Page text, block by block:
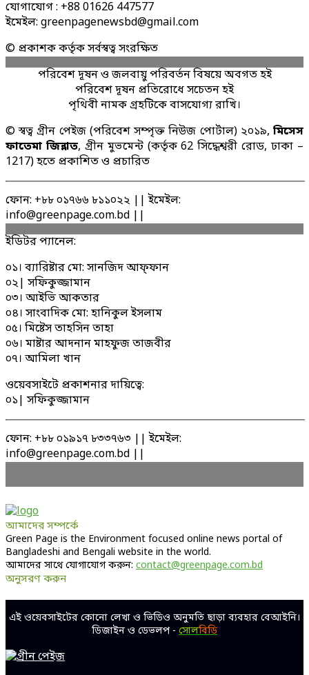
যোগাযোগ : +88 01626 447577
ইমেইল: greenpagenewsbd@gmail.com
© প্রকাশক কর্তৃক সর্বস্বত্ব সংরক্ষিত
পরিবেশ দূষন ও জলবায়ু পরিবর্তন বিষয়ে অবগত হই
পরিবেশ দূষন প্রতিরোধে সচেতন হই
পৃথিবী নামক গ্রহটিকে বাসযোগ্য রাখি।
© স্বত্ব গ্রীন পেইজ (পরিবেশ সম্পৃক্ত নিউজ পোর্টাল) ২০১৯, মিসেস
ফাতেমা জিন্নাত, গ্রীন মুভমেন্ট (কর্তৃক 62 সিদ্ধেশ্বরী রোড, ঢাকা –
1217) হতে প্রকাশিত ও প্রচারিত
ফোন: +৮৮ ০১৭৬৬ ৮১১০২২ || ইমেইল:
info@greenpage.com.bd ||
ইডিটর প্যানেল:
০১। ব্যারিষ্টার মো: সানজিদ আফ্ফান
০২| সফিকুজ্জামান
০৩। আইভি আকতার
০৪। সাংবাদিক মো: হানিকুল ইসলাম
০৫। মিষ্টেস তাহসিন তাহা
০৬। মাষ্টার আদনান মাহফুজ তাজবীর
০৭। আমিলা খান
ওয়েবসাইটে প্রকাশনার দায়িত্বে:
০১| সফিকুজ্জামান
ফোন: +৮৮ ০১৯১৭ ৮৩৩৭৬৩ || ইমেইল:
info@greenpage.com.bd ||
আমাদের সম্পর্কে
Green Page is the Environment focused online news portal of
Bangladeshi and Bengali website in the world.
আমাদের সাথে যোগাযোগ করুন: contact@greenpage.com.bd
অনুসরণ করুন
এই ওয়েবসাইটের কোনো লেখা ও ভিডিও অনুমতি ছাড়া ব্যবহার বেআইনি।
ডিজাইন ও ডেভলপ - সোলবিডি